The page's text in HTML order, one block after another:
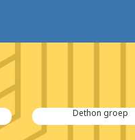
Dethon groep